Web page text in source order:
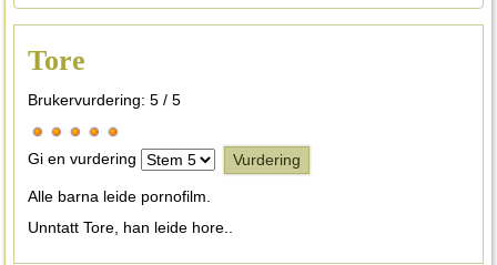
Tore
Brukervurdering:5 /5
Gi en vurdering
Alle barna leide pornofilm.
Unntatt Tore, han leide hore..